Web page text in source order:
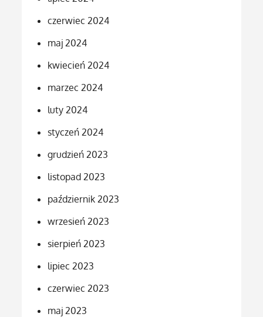
czerwiec 2024
maj 2024
kwiecień 2024
marzec 2024
luty 2024
styczeń 2024
grudzień 2023
listopad 2023
październik 2023
wrzesień 2023
sierpień 2023
lipiec 2023
czerwiec 2023
maj 2023